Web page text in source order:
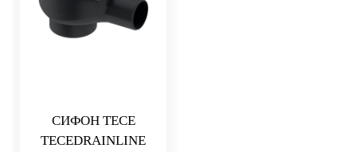
СИФОН TECE
TECEDRAINLINE